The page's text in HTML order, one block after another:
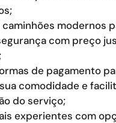
modernos
com preço
de pagamento
comodidade e
do serviço;
experientes com